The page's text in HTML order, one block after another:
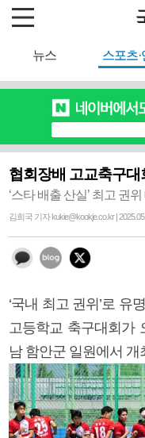
뉴스 스포츠·
협회장배 고교축구
‘스타 배출 산실’ 최고 권위
김희국 기자 kukie@kookje.co.kr |
‘국내 최고 권위’로 유
고등학교 축구대회가
남 함안군 일원에서 개